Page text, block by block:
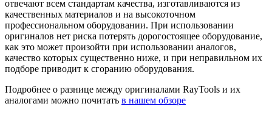
отвечают всем стандартам качества, изготавливаются из
качественных материалов и на высокоточном
профессиональном оборудовании. При использовании
оригиналов нет риска потерять дорогостоящее оборудование,
как это может произойти при использовании аналогов,
качество которых существенно ниже, и при неправильном их
подборе приводит к сгоранию оборудования.
Подробнее о разнице между оригиналами RayTools и их
аналогами можно почитать в нашем обзоре